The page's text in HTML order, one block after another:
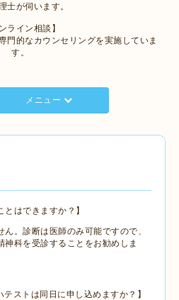
士が伺います。
ライン相談】
門的なカウンセリングを実施していま
す。
メニュー
とはできますか？】
。診断は医師のみ可能ですので、
科を受診することをお勧めしま
ストは同日に申し込めますか？】